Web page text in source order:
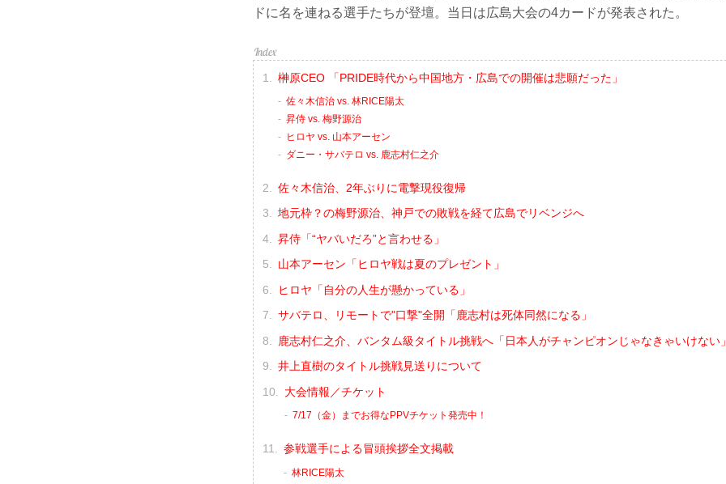
ドに名を連ねる選手たちが登壇。当日は広島大会の4カードが発表された。
榊原CEO 「PRIDE時代から中国地方・広島での開催は悲願だった」
佐々木信治 vs. 林RICE陽太
昇侍 vs. 梅野源治
ヒロヤ vs. 山本アーセン
ダニー・サバテロ vs. 鹿志村仁之介
佐々木信治、2年ぶりに電撃現役復帰
地元枠？の梅野源治、神戸での敗戦を経て広島でリベンジへ
昇侍「“ヤバいだろ”と言わせる」
山本アーセン「ヒロヤ戦は夏のプレゼント」
ヒロヤ「自分の人生が懸かっている」
サバテロ、リモートで"口撃"全開「鹿志村は死体同然になる」
鹿志村仁之介、バンタム級タイトル挑戦へ「日本人がチャンピオンじゃなきゃいけない
井上直樹のタイトル挑戦見送りについて
大会情報／チケット
7/17（金）までお得なPPVチケット発売中！
参戦選手による冒頭挨拶全文掲載
林RICE陽太